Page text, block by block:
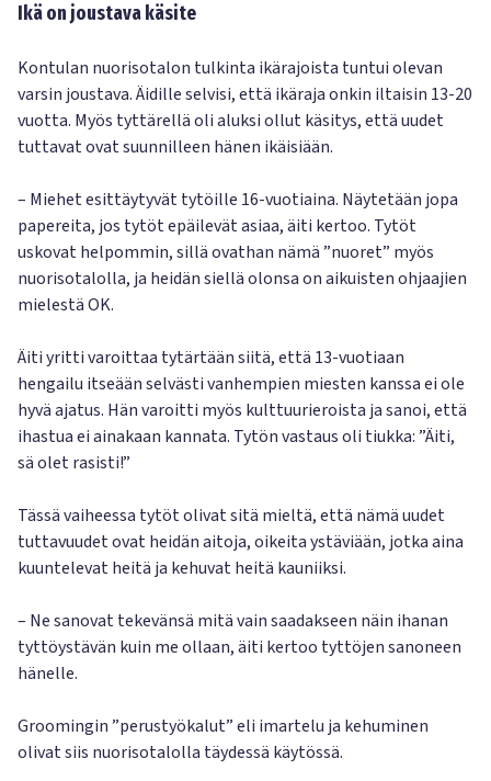
Ikä on joustava käsite
Kontulan nuorisotalon tulkinta ikärajoista tuntui olevan
varsin joustava. Äidille selvisi, että ikäraja onkin iltaisin 13-20
vuotta. Myös tyttärellä oli aluksi ollut käsitys, että uudet
tuttavat ovat suunnilleen hänen ikäisiään.
– Miehet esittäytyvät tytöille 16-vuotiaina. Näytetään jopa
papereita, jos tytöt epäilevät asiaa, äiti kertoo. Tytöt
uskovat helpommin, sillä ovathan nämä ”nuoret” myös
nuorisotalolla, ja heidän siellä olonsa on aikuisten ohjaajien
mielestä OK.
Äiti yritti varoittaa tytärtään siitä, että 13-vuotiaan
hengailu itseään selvästi vanhempien miesten kanssa ei ole
hyvä ajatus. Hän varoitti myös kulttuurieroista ja sanoi, että
ihastua ei ainakaan kannata. Tytön vastaus oli tiukka: ”Äiti,
sä olet rasisti!”
Tässä vaiheessa tytöt olivat sitä mieltä, että nämä uudet
tuttavuudet ovat heidän aitoja, oikeita ystäviään, jotka aina
kuuntelevat heitä ja kehuvat heitä kauniiksi.
– Ne sanovat tekevänsä mitä vain saadakseen näin ihanan
tyttöystävän kuin me ollaan, äiti kertoo tyttöjen sanoneen
hänelle.
Groomingin ”perustyökalut” eli imartelu ja kehuminen
olivat siis nuorisotalolla täydessä käytössä.